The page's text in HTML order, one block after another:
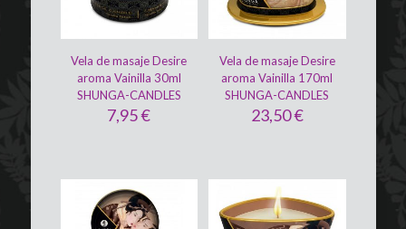
Vela de masaje Desire
aroma Vainilla 30ml
SHUNGA-CANDLES
7,95€
Vela de masaje Desire
aroma Vainilla 170ml
SHUNGA-CANDLES
23,50€